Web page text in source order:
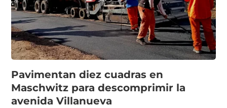
Pavimentan diez cuadras en
Maschwitz para descomprimir la
avenida Villanueva